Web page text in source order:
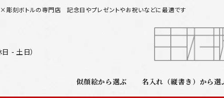
×彫刻ボトルの専門店 記念日やプレゼントやお祝いなどに最適です
- 土日）
似顔絵から選ぶ 名入れ（縦書き）から選